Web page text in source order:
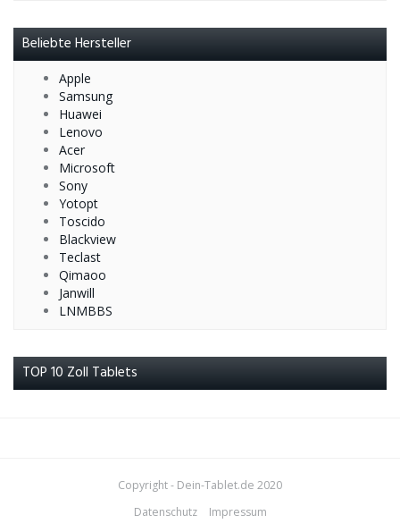
Beliebte Hersteller
Apple
Samsung
Huawei
Lenovo
Acer
Microsoft
Sony
Yotopt
Toscido
Blackview
Teclast
Qimaoo
Janwill
LNMBBS
TOP 10 Zoll Tablets
Copyright - Dein-Tablet.de 2020
Datenschutz
Impressum